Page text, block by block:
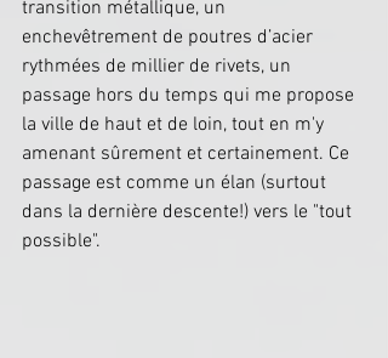
transition métallique, un
enchevêtrement de poutres d’acier
rythmées de millier de rivets, un
passage hors du temps qui me propose
la ville de haut et de loin, tout en m'y
amenant sûrement et certainement. Ce
passage est comme un élan (surtout
dans la dernière descente!) vers le "tout
possible".